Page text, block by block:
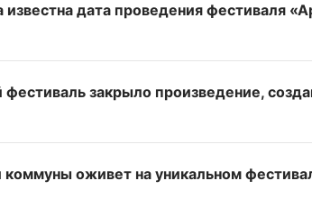
известна дата проведения фестиваля
фестиваль закрыло произведение,
коммуны оживет на уникальном